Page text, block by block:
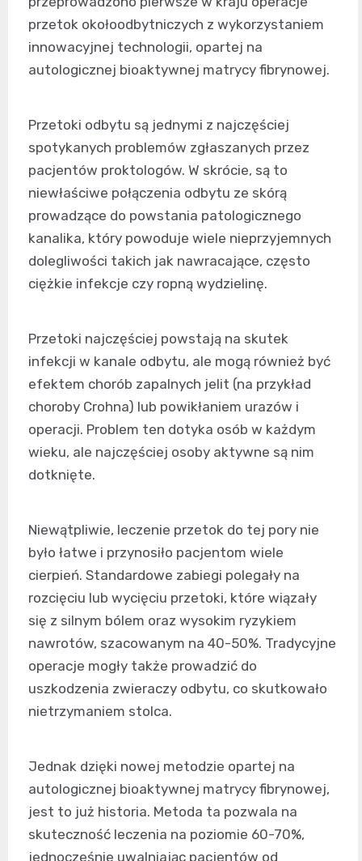
przetok okołoodbytniczych z wykorzystaniem
innowacyjnej technologii, opartej na
autologicznej bioaktywnej matrycy fibrynowej.
Przetoki odbytu są jednymi z najczęściej
spotykanych problemów zgłaszanych przez
pacjentów proktologów. W skrócie, są to
niewłaściwe połączenia odbytu ze skórą
prowadzące do powstania patologicznego
kanalika, który powoduje wiele nieprzyjemnych
dolegliwości takich jak nawracające, często
ciężkie infekcje czy ropną wydzielinę.
Przetoki najczęściej powstają na skutek
infekcji w kanale odbytu, ale mogą również być
efektem chorób zapalnych jelit (na przykład
choroby Crohna) lub powikłaniem urazów i
operacji. Problem ten dotyka osób w każdym
wieku, ale najczęściej osoby aktywne są nim
dotknięte.
Niewątpliwie, leczenie przetok do tej pory nie
było łatwe i przynosiło pacjentom wiele
cierpień. Standardowe zabiegi polegały na
rozcięciu lub wycięciu przetoki, które wiązały
się z silnym bólem oraz wysokim ryzykiem
nawrotów, szacowanym na 40-50%. Tradycyjne
operacje mogły także prowadzić do
uszkodzenia zwieraczy odbytu, co skutkowało
nietrzymaniem stolca.
Jednak dzięki nowej metodzie opartej na
autologicznej bioaktywnej matrycy fibrynowej,
jest to już historia. Metoda ta pozwala na
skuteczność leczenia na poziomie 60-70%,
jednocześnie uwalniając pacjentów od